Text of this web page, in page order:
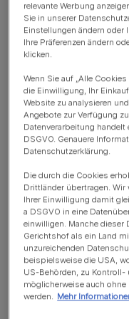
Der erste
der Katze:
Bei der
Thema Impfung eine
gehört der
deshalb bereits in
acht Lebenswochen
und -seuche. Weiter
Leukämie und bei
wichtig. Die beiden
werden, damit ein
Weitere
findest du hier.
relevante Werbung
Sie in unserer
Einstellungen ändern
Ihre Präferenzen ändern
klicken.
Wenn Sie auf „Alle
die Einwilligung, Ihr
Website zu analysieren
Angebote zur Verfügung
Datenverarbeitung
DSGVO. Genauere
Datenschutzerklärung.
Die durch die Cookies
Drittländer übertragen.
Ihrer Einwilligung damit
a DSGVO in eine
einwilligen. Manche dieser
Gerichtshof als ein Land
unzureichenden
beispielsweise die USA,
US-Behörden, zu Kontroll-
möglicherweise auch
werden. Mehr